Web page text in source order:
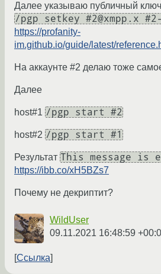
Далее указываю публичный
/pgp setkey #2@xmpp.x
https://profanity-
im.github.io/guide/latest/
На аккаунте #2 делаю тоже
Далее
host#1 /pgp start #2
host#2 /pgp start #1
Результат This message is
https://ibb.co/xH5BZs7
Почему не декриптит?
WildUser
09.11.2021 16:48:59
Ссылка